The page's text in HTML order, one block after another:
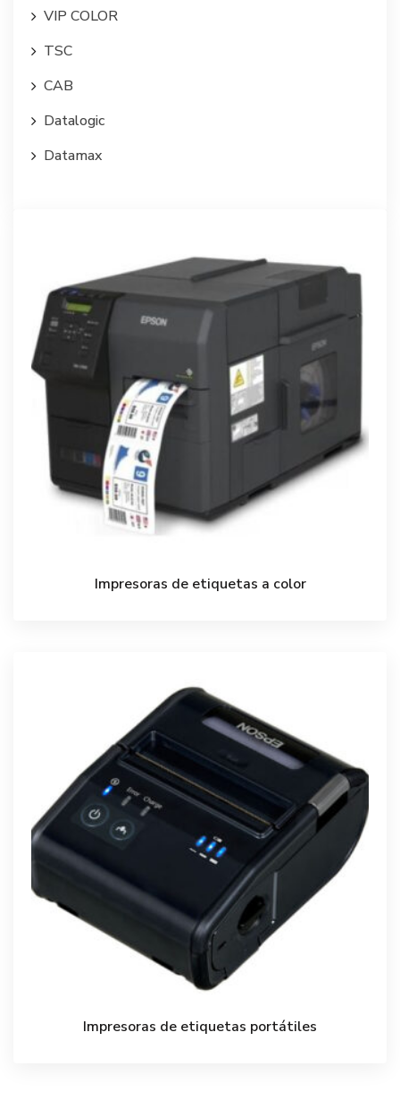
VIP COLOR
TSC
CAB
Datalogic
Datamax
Impresoras de etiquetas a color
Impresoras de etiquetas portátiles